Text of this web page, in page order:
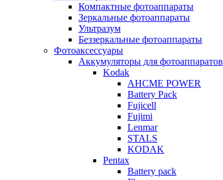
Компактные фотоаппараты
Зеркальные фотоаппараты
Ультразум
Беззеркальные фотоаппараты
Фотоаксессуары
Аккумуляторы для фотоаппаратов
Kodak
AHCME POWER
Battery Pack
Fujicell
Fujimi
Lenmar
STALS
KODAK
Pentax
Battery pack